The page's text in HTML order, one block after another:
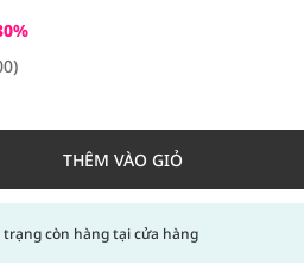
THÊM VÀO GIỎ
còn hàng tại cửa hàng